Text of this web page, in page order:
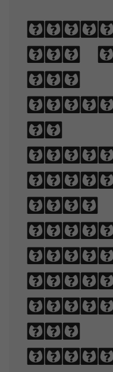
is
and
of
make
and